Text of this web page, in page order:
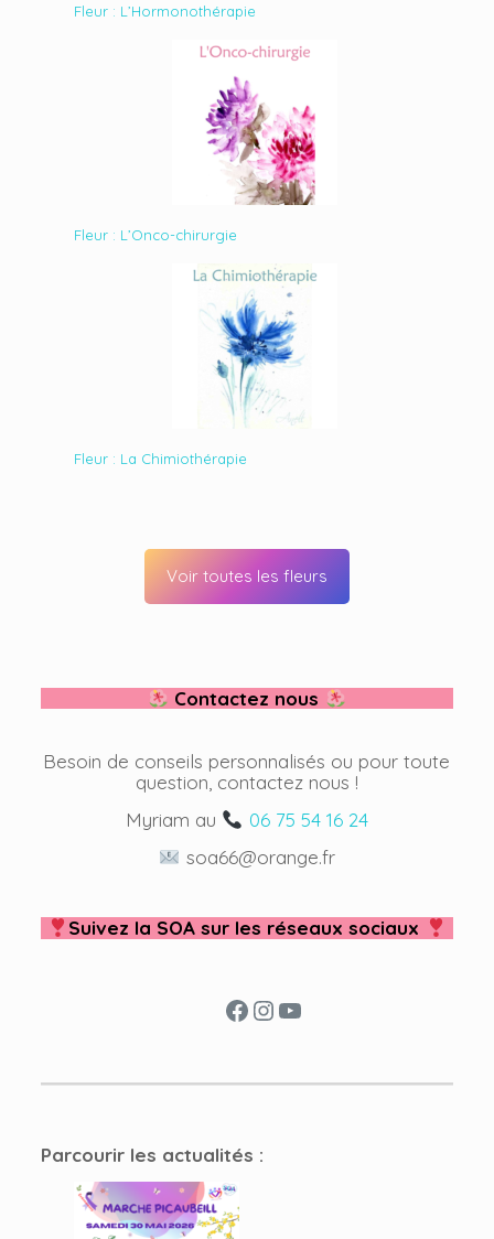
Fleur : L’Hormonothérapie
Fleur : L’Onco-chirurgie
Fleur : La Chimiothérapie
Voir toutes les fleurs
Contactez nous
Besoin de conseils personnalisés ou pour toute
question, contactez nous !
Myriam au
06 75 54 16 24
soa66@orange.fr
Suivez la SOA sur les réseaux sociaux
Facebook
Instagram
YouTube
Parcourir les actualités :